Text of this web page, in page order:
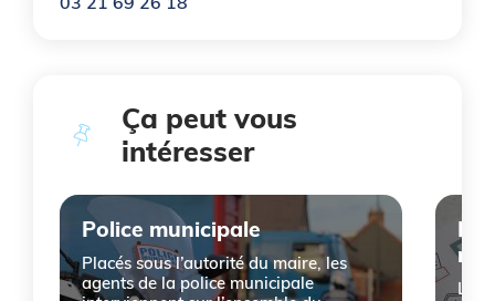
Ça peut vous
intéresser
Cliquer pour passer Ça peut vous intéresser
Police municipale
Placés sous l’autorité du maire, les
agents de la police municipale
Le